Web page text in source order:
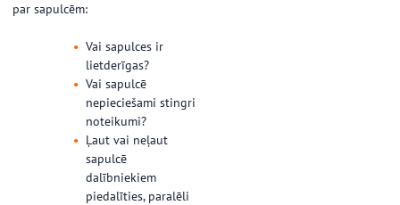
par sapulcēm:
Vai sapulces ir
lietderīgas?
Vai sapulcē
nepieciešami stingri
noteikumi?
Ļaut vai neļaut
sapulcē
dalībniekiem
piedalīties, paralēli